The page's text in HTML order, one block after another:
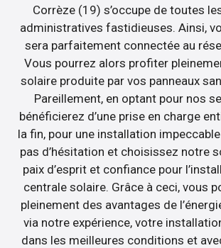
Corrèze (19) s’occupe de toutes
administratives fastidieuses. Ainsi,
sera parfaitement connectée au
Vous pourrez alors profiter
solaire produite par vos panneaux
Pareillement, en optant pour nos
bénéficierez d’une prise en charge
la fin, pour une installation
pas d’hésitation et choisissez notre
paix d’esprit et confiance pour
centrale solaire. Grâce à ceci, vous
pleinement des avantages de
via notre expérience, votre
dans les meilleures conditions et